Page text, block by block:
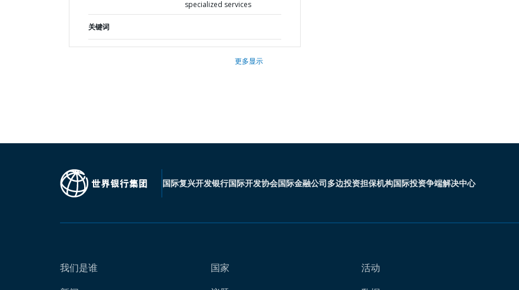
specialized services
关键词
更多显示
国际复兴开发银行国际开发协会国际金融公司多边投资担保机构国际投资争端解决中心
我们是谁
国家
活动